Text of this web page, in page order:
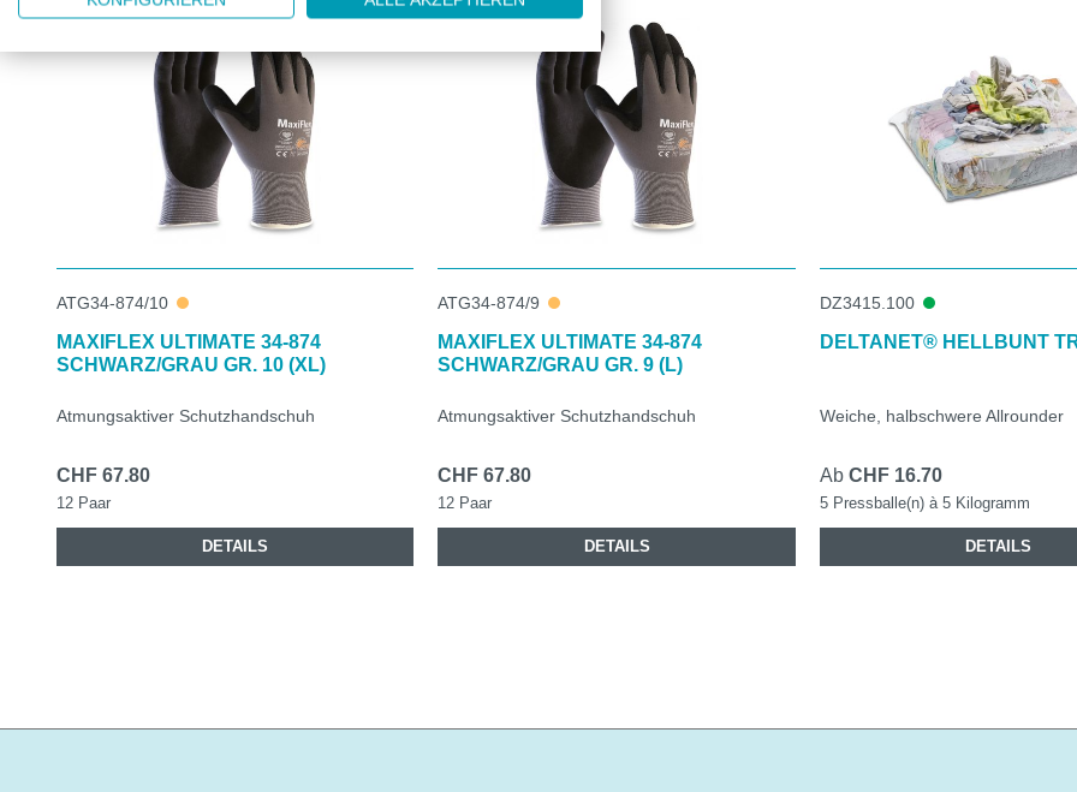
ATG34-874/10
MAXIFLEX ULTIMATE 34-874
SCHWARZ/GRAU GR. 10 (XL)
Atmungsaktiver Schutzhandschuh
CHF 67.80
12 Paar
DETAILS
ATG34-874/9
MAXIFLEX ULTIMATE 34-874
SCHWARZ/GRAU GR. 9 (L)
Atmungsaktiver Schutzhandschuh
CHF 67.80
12 Paar
DETAILS
DZ3415.100
DELTANET® HELLBUNT
Weiche, halbschwere Allrounder
Ab CHF 16.70
5 Pressballe(n) à 5 Kilogramm
DETAILS